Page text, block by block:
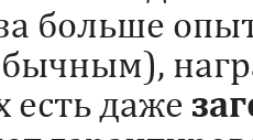
больше
есть даже